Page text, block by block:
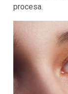
procesa.